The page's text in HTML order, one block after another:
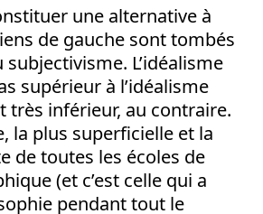
une alternative à
de gauche sont tombés
L’idéalisme
supérieur à l’idéalisme
très inférieur, au contraire.
la plus superficielle et la
de toutes les écoles de
(et c’est celle qui a
pendant tout le